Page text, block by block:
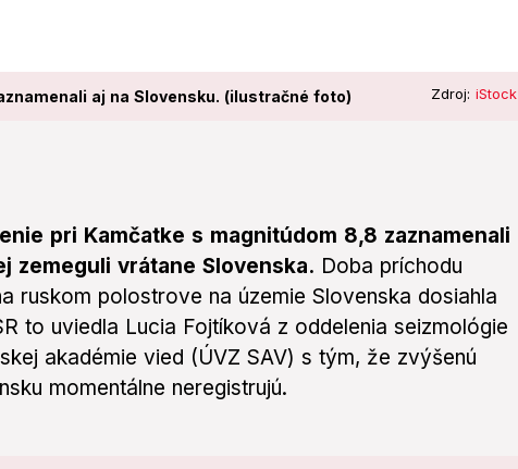
aj na Slovensku. (ilustračné foto) Zdroj: iStock
pri Kamčatke s magnitúdom 8,8 zaznamenali
zemeguli vrátane Slovenska. Doba príchodu
ruskom polostrove na územie Slovenska dosiahla
to uviedla Lucia Fojtíková z oddelenia seizmológie
akadémie vied (ÚVZ SAV) s tým, že zvýšenú
momentálne neregistrujú.